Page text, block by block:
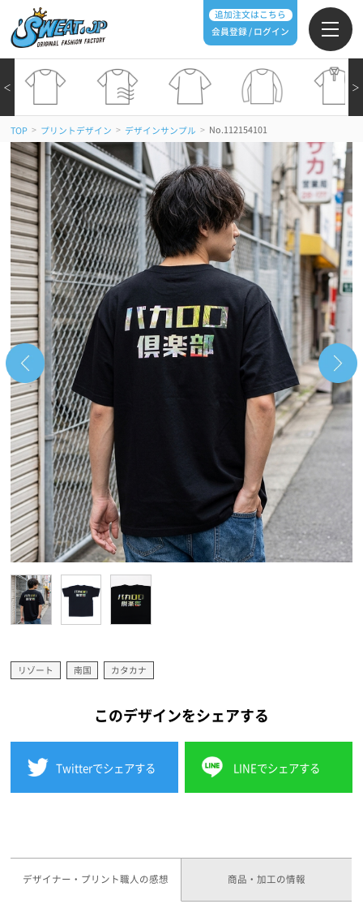
追加注文はこちら
会員登録 / ログイン
＞
＜
TOP > プリントデザイン > デザインサンプル > No.112154101
リゾート 南国 カタカナ
このデザインをシェアする
Twitterでシェアする LINEでシェアする
デザイナー・プリント職人の感想 商品・加工の情報